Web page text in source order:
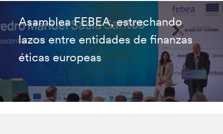
Asamblea FEBEA, estrechando
lazos entre entidades de finanzas
éticas europeas